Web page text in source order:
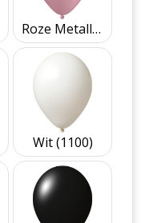
Roze Metallic (2630)
Wit (1100)